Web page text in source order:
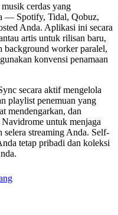
cerdas yang
— Spotify, Tidal, Qobuz,
Anda. Aplikasi ini secara
artis untuk rilisan baru,
background worker paralel,
konvensi penamaan
secara aktif mengelola
playlist penemuan yang
mendengarkan, dan
untuk menjaga
selera streaming Anda. Self-
tetap pribadi dan koleksi